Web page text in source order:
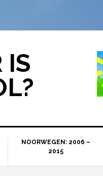
IS
NOORWEGEN: 2006 –
2015